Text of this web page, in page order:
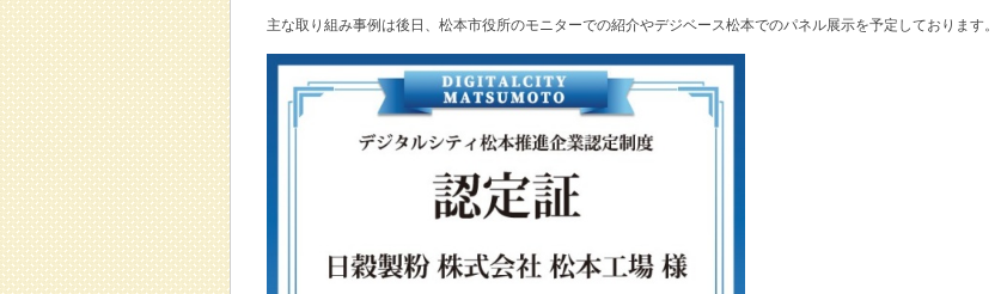
主な取り組み事例は後日、松本市役所のモニターでの紹介やデジベース松本でのパネル展示を予定しております。